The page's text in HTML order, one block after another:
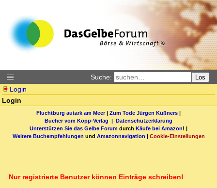
Suche: Los
Login
Login
Fluchtburg autark am Meer| Zum Tode Jürgen Küßners |
Bücher vom Kopp-Verlag | Datenschutzerklärung
Unterstützen Sie das Gelbe Forum durch Käufe bei Amazon! |
Weitere Buchempfehlungen und Amazonnavigation | Cookie-Einstellungen
Nur registrierte Benutzer können Einträge schreiben!